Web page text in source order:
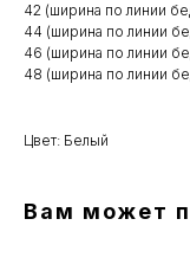
42 (ширина по линии
44 (ширина по линии
46 (ширина по линии
48 (ширина по линии
Цвет: Белый
Вам может